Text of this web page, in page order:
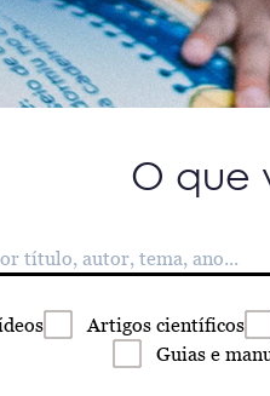
O que
Artigos científicos
Guias e